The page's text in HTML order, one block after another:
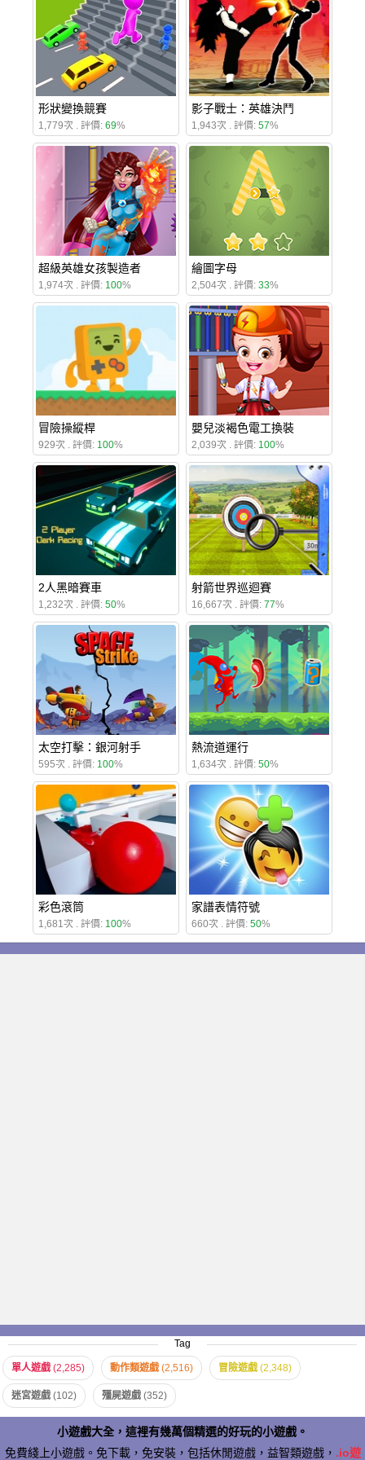
形狀變換競賽
1,779次 . 評價: 69%
影子戰士：英雄決鬥
1,943次 . 評價: 57%
超級英雄女孩製造者
1,974次 . 評價: 100%
繪圖字母
2,504次 . 評價: 33%
冒險操縱桿
929次 . 評價: 100%
嬰兒淡褐色電工換裝
2,039次 . 評價: 100%
2人黑暗賽車
1,232次 . 評價: 50%
射箭世界巡迴賽
16,667次 . 評價: 77%
太空打擊：銀河射手
595次 . 評價: 100%
熱流道運行
1,634次 . 評價: 50%
彩色滾筒
1,681次 . 評價: 100%
家譜表情符號
660次 . 評價: 50%
Tag
單人遊戲 (2,285) 動作類遊戲 (2,516) 冒險遊戲 (2,348)
迷宮遊戲 (102) 殭屍遊戲 (352)
小遊戲大全，這裡有幾萬個精選的好玩的小遊戲。
免費綫上小遊戲。免下載，免安裝，包括休閒遊戲，益智類遊戲， .io遊